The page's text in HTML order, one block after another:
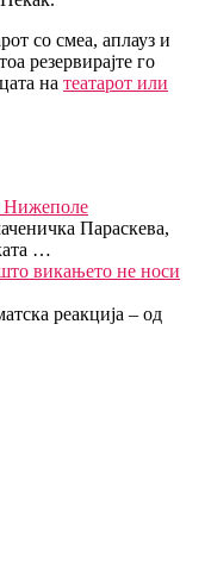
со смеа, аплауз и
резервирајте го
на театарот или
Нижеполе
Параскева,
…
викањето не носи
реакција – од